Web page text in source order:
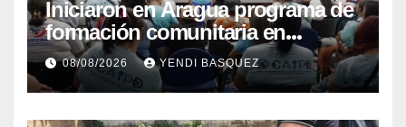
Iniciaron en Aragua programa de
formación comunitaria en
atención a personas con
discapacidad
08/08/2026 YENDI BASQUEZ